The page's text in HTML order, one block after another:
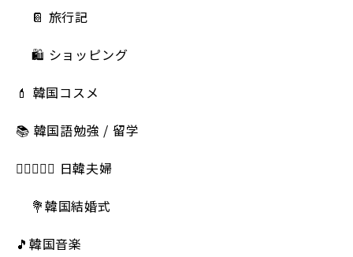
📔 旅行記
🛍️ ショッピング
💄 韓国コスメ
📚 韓国語勉強 / 留学
👩🏻‍❤️‍👨🏻 日韓夫婦
💐韓国結婚式
🎵韓国音楽